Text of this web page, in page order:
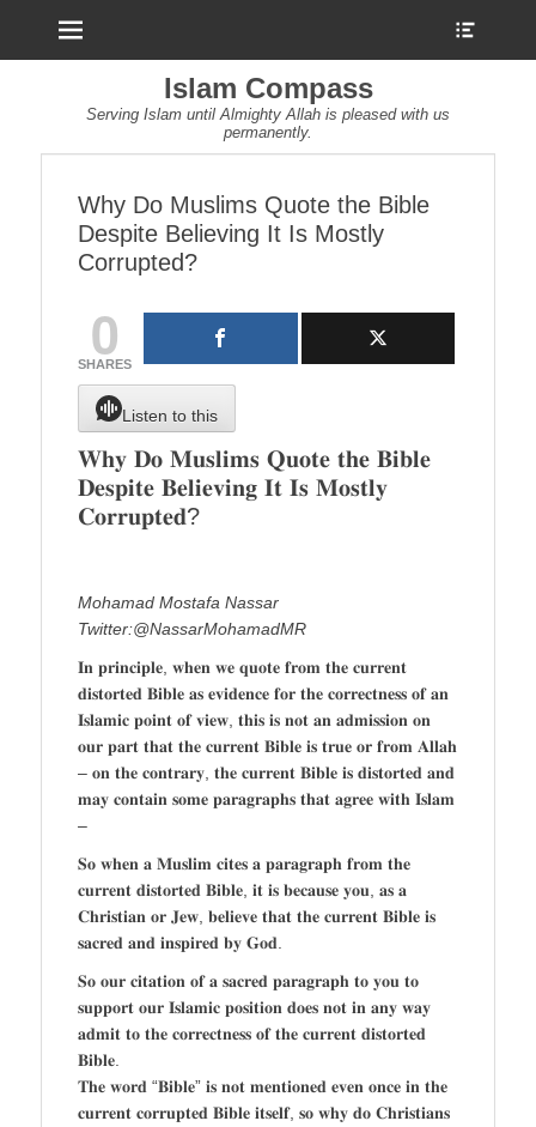
Islam Compass
Serving Islam until Almighty Allah is pleased with us
permanently.
Why Do Muslims Quote the Bible
Despite Believing It Is Mostly
Corrupted?
0
SHARES
Listen to this
𝐖𝐡𝐲 𝐃𝐨 𝐌𝐮𝐬𝐥𝐢𝐦𝐬 𝐐𝐮𝐨𝐭𝐞 𝐭𝐡𝐞 𝐁𝐢𝐛𝐥𝐞
𝐃𝐞𝐬𝐩𝐢𝐭𝐞 𝐁𝐞𝐥𝐢𝐞𝐯𝐢𝐧𝐠 𝐈𝐭 𝐈𝐬 𝐌𝐨𝐬𝐭𝐥𝐲
𝐂𝐨𝐫𝐫𝐮𝐩𝐭𝐞𝐝?
Mohamad Mostafa Nassar
Twitter:@NassarMohamadMR
𝐈𝐧 𝐩𝐫𝐢𝐧𝐜𝐢𝐩𝐥𝐞, 𝐰𝐡𝐞𝐧 𝐰𝐞 𝐪𝐮𝐨𝐭𝐞 𝐟𝐫𝐨𝐦 𝐭𝐡𝐞 𝐜𝐮𝐫𝐫𝐞𝐧𝐭
𝐝𝐢𝐬𝐭𝐨𝐫𝐭𝐞𝐝 𝐁𝐢𝐛𝐥𝐞 𝐚𝐬 𝐞𝐯𝐢𝐝𝐞𝐧𝐜𝐞 𝐟𝐨𝐫 𝐭𝐡𝐞 𝐜𝐨𝐫𝐫𝐞𝐜𝐭𝐧𝐞𝐬𝐬 𝐨𝐟 𝐚𝐧
𝐈𝐬𝐥𝐚𝐦𝐢𝐜 𝐩𝐨𝐢𝐧𝐭 𝐨𝐟 𝐯𝐢𝐞𝐰, 𝐭𝐡𝐢𝐬 𝐢𝐬 𝐧𝐨𝐭 𝐚𝐧 𝐚𝐝𝐦𝐢𝐬𝐬𝐢𝐨𝐧 𝐨𝐧
𝐨𝐮𝐫 𝐩𝐚𝐫𝐭 𝐭𝐡𝐚𝐭 𝐭𝐡𝐞 𝐜𝐮𝐫𝐫𝐞𝐧𝐭 𝐁𝐢𝐛𝐥𝐞 𝐢𝐬 𝐭𝐫𝐮𝐞 𝐨𝐫 𝐟𝐫𝐨𝐦 𝐀𝐥𝐥𝐚𝐡
– 𝐨𝐧 𝐭𝐡𝐞 𝐜𝐨𝐧𝐭𝐫𝐚𝐫𝐲, 𝐭𝐡𝐞 𝐜𝐮𝐫𝐫𝐞𝐧𝐭 𝐁𝐢𝐛𝐥𝐞 𝐢𝐬 𝐝𝐢𝐬𝐭𝐨𝐫𝐭𝐞𝐝 𝐚𝐧𝐝
𝐦𝐚𝐲 𝐜𝐨𝐧𝐭𝐚𝐢𝐧 𝐬𝐨𝐦𝐞 𝐩𝐚𝐫𝐚𝐠𝐫𝐚𝐩𝐡𝐬 𝐭𝐡𝐚𝐭 𝐚𝐠𝐫𝐞𝐞 𝐰𝐢𝐭𝐡 𝐈𝐬𝐥𝐚𝐦
–
𝐒𝐨 𝐰𝐡𝐞𝐧 𝐚 𝐌𝐮𝐬𝐥𝐢𝐦 𝐜𝐢𝐭𝐞𝐬 𝐚 𝐩𝐚𝐫𝐚𝐠𝐫𝐚𝐩𝐡 𝐟𝐫𝐨𝐦 𝐭𝐡𝐞
𝐜𝐮𝐫𝐫𝐞𝐧𝐭 𝐝𝐢𝐬𝐭𝐨𝐫𝐭𝐞𝐝 𝐁𝐢𝐛𝐥𝐞, 𝐢𝐭 𝐢𝐬 𝐛𝐞𝐜𝐚𝐮𝐬𝐞 𝐲𝐨𝐮, 𝐚𝐬 𝐚
𝐂𝐡𝐫𝐢𝐬𝐭𝐢𝐚𝐧 𝐨𝐫 𝐉𝐞𝐰, 𝐛𝐞𝐥𝐢𝐞𝐯𝐞 𝐭𝐡𝐚𝐭 𝐭𝐡𝐞 𝐜𝐮𝐫𝐫𝐞𝐧𝐭 𝐁𝐢𝐛𝐥𝐞 𝐢𝐬
𝐬𝐚𝐜𝐫𝐞𝐝 𝐚𝐧𝐝 𝐢𝐧𝐬𝐩𝐢𝐫𝐞𝐝 𝐛𝐲 𝐆𝐨𝐝.
𝐒𝐨 𝐨𝐮𝐫 𝐜𝐢𝐭𝐚𝐭𝐢𝐨𝐧 𝐨𝐟 𝐚 𝐬𝐚𝐜𝐫𝐞𝐝 𝐩𝐚𝐫𝐚𝐠𝐫𝐚𝐩𝐡 𝐭𝐨 𝐲𝐨𝐮 𝐭𝐨
𝐬𝐮𝐩𝐩𝐨𝐫𝐭 𝐨𝐮𝐫 𝐈𝐬𝐥𝐚𝐦𝐢𝐜 𝐩𝐨𝐬𝐢𝐭𝐢𝐨𝐧 𝐝𝐨𝐞𝐬 𝐧𝐨𝐭 𝐢𝐧 𝐚𝐧𝐲 𝐰𝐚𝐲
𝐚𝐝𝐦𝐢𝐭 𝐭𝐨 𝐭𝐡𝐞 𝐜𝐨𝐫𝐫𝐞𝐜𝐭𝐧𝐞𝐬𝐬 𝐨𝐟 𝐭𝐡𝐞 𝐜𝐮𝐫𝐫𝐞𝐧𝐭 𝐝𝐢𝐬𝐭𝐨𝐫𝐭𝐞𝐝
𝐁𝐢𝐛𝐥𝐞.
𝐓𝐡𝐞 𝐰𝐨𝐫𝐝 “𝐁𝐢𝐛𝐥𝐞” 𝐢𝐬 𝐧𝐨𝐭 𝐦𝐞𝐧𝐭𝐢𝐨𝐧𝐞𝐝 𝐞𝐯𝐞𝐧 𝐨𝐧𝐜𝐞 𝐢𝐧 𝐭𝐡𝐞
𝐜𝐮𝐫𝐫𝐞𝐧𝐭 𝐜𝐨𝐫𝐫𝐮𝐩𝐭𝐞𝐝 𝐁𝐢𝐛𝐥𝐞 𝐢𝐭𝐬𝐞𝐥𝐟, 𝐬𝐨 𝐰𝐡𝐲 𝐝𝐨 𝐂𝐡𝐫𝐢𝐬𝐭𝐢𝐚𝐧𝐬